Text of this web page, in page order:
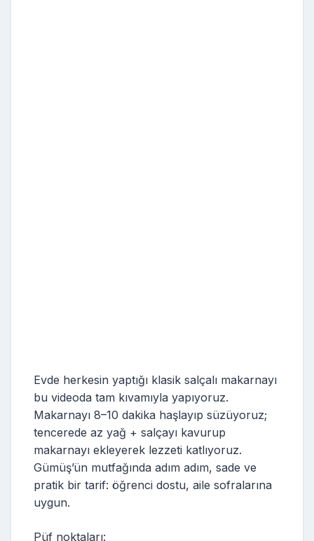
Evde herkesin yaptığı klasik salçalı makarnayı
bu videoda tam kıvamıyla yapıyoruz.
Makarnayı 8–10 dakika haşlayıp süzüyoruz;
tencerede az yağ + salçayı kavurup
makarnayı ekleyerek lezzeti katlıyoruz.
Gümüş’ün mutfağında adım adım, sade ve
pratik bir tarif: öğrenci dostu, aile sofralarına
uygun.
Püf noktaları: